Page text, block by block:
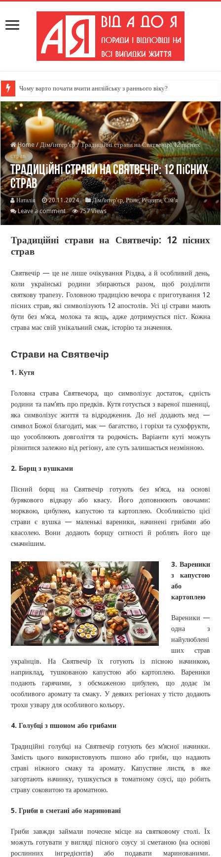
Чому варто почати вчити англійську з раннього віку?
Home / Дім/інтер'єр / Традиційні страви на Святвечір: 12 пісних
страв
Традиційні страви на Святвечір: 12 пісних
страв
Наталія 20.11.2024 Дім/інтер'єр,Різне,Рецепти,Сім'я
Leave a comment
757 Views
Традиційні страви на Святвечір: 12 пісних
страв
Святвечір — це не лише очікування Різдва, а й особливий день,
коли українські родини збираються разом, щоб розділити
святкову трапезу. Головною традицією вечора є приготування 12
пісних страв, які символізують 12 апостолів. Усі ці страви мають
бути без м’яса, молока та яєць, адже дотримується піст. Кожна
страва має свій унікальний смак, історію та значення.
Cтрави на Святвечір
1. Кутя
Головна страва Святвечора, що символізує достаток, єдність
родини та пам’ять про предків. Кутя готується з вареної пшениці,
яка символізує життя та відродження. До неї додають мед —
символ Божої благодаті, мак — багатство, і горіхи та сухофрукти,
що уособлюють довголіття та родючість. Варіанти куті можуть
різнитися залежно від регіону, але суть залишається незмінною.
2. Борщ з вушками
Пісний борщ на Святвечір готують без м’яса, на основі
бурякового відвару або квасу. Його доповнюють овочами:
морквою, цибулею, капустою та картоплею. Особливістю цієї
страви є вушка — маленькі вареники, начинені грибами або
квасолею. Вони додають борщу ситності й роблять його ще
смачнішим.
3. Вареники
з капустою
або
картоплею
Вареники —
одна з
найулюблені
ших страв
українців. На Святвечір їх готують із пісною начинкою,
наприклад, тушкованою капустою або картоплею. Вареники
подають гарячими, з обсмаженою цибулею, що додає їм
особливого аромату та смаку. У деяких регіонах у тісто додають
трохи узвару для особливого кольору.
4. Голубці з пшоном або грибами
Традиційні голубці на Святвечір готують без м’ясної начинки.
Замість цього використовують пшоно або гриби, що надають
страві ніжного смаку та аромату. Капустяне листя, в яке
загортають начинку, тушкується в томатному соусі, що робить
страву соковитою та ароматною.
5. Гриби в сметані або мариновані
Гриби завжди займали почесне місце на святковому столі. Їх
можуть готувати у вигляді пісного соусу зі сметаною (на основі
рослинних інгредієнтів) або подавати маринованими.